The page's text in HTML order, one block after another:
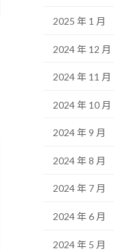
2025 年 1 月
2024 年 12 月
2024 年 11 月
2024 年 10 月
2024 年 9 月
2024 年 8 月
2024 年 7 月
2024 年 6 月
2024 年 5 月